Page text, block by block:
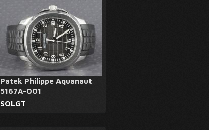
Patek Philippe Aquanaut
5167A-001
SOLGT